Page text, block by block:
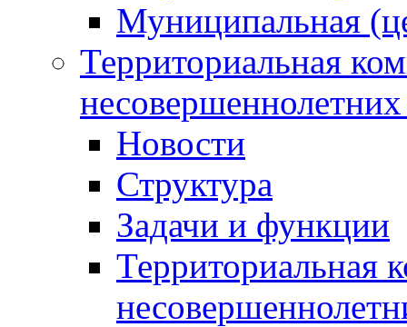
Муниципальная
Территориальная
Новости
Структура
Задачи и функции
Территориальная